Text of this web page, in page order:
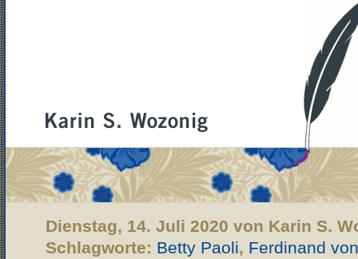
Dienstag, 14. Juli 2020 von Karin S.
Schlagworte: Betty Paoli, Ferdinand